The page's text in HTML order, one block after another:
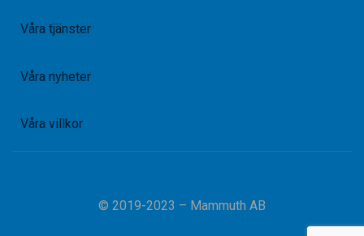
Våra tjänster
Våra nyheter
Våra villkor
© 2019-2023 – Mammuth AB